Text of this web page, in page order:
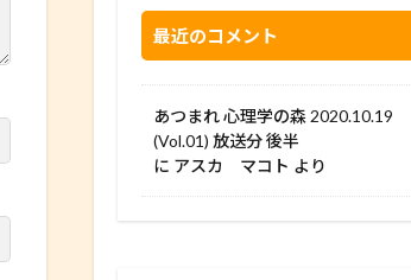
最近のコメント
あつまれ 心理学の森 2020.10.19
(Vol.01) 放送分 後半
に アスカ マコト より